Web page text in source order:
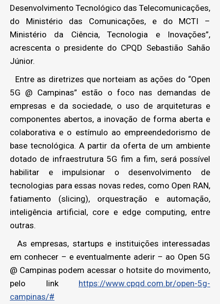
Desenvolvimento Tecnológico das Telecomunicações,
do Ministério das Comunicações, e do MCTI –
Ministério da Ciência, Tecnologia e Inovações”,
acrescenta o presidente do CPQD Sebastião Sahão
Júnior.
Entre as diretrizes que norteiam as ações do “Open
5G @ Campinas” estão o foco nas demandas de
empresas e da sociedade, o uso de arquiteturas e
componentes abertos, a inovação de forma aberta e
colaborativa e o estímulo ao empreendedorismo de
base tecnológica. A partir da oferta de um ambiente
dotado de infraestrutura 5G fim a fim, será possível
habilitar e impulsionar o desenvolvimento de
tecnologias para essas novas redes, como Open RAN,
fatiamento (slicing), orquestração e automação,
inteligência artificial, core e edge computing, entre
outras.
As empresas, startups e instituições interessadas
em conhecer – e eventualmente aderir – ao Open 5G
@ Campinas podem acessar o hotsite do movimento,
pelo link https://www.cpqd.com.br/open-5g-
campinas/#